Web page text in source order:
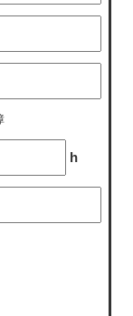
h